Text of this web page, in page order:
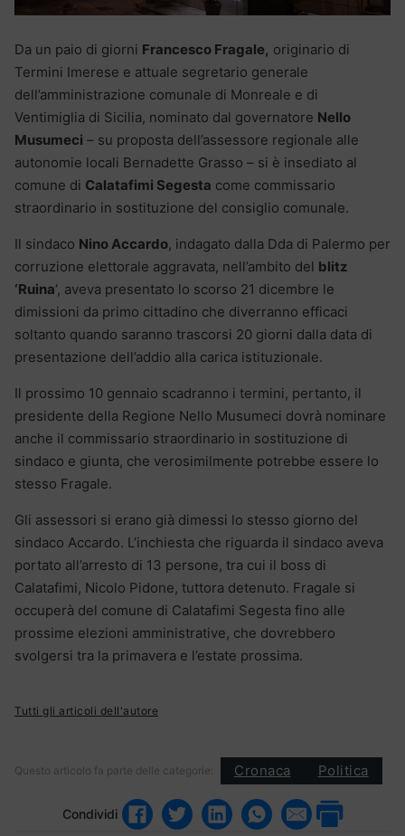
Da un paio di giorni Francesco Fragale, originario di
Termini Imerese e attuale segretario generale
dell’amministrazione comunale di Monreale e di
Ventimiglia di Sicilia, nominato dal governatore Nello
Musumeci – su proposta dell’assessore regionale alle
autonomie locali Bernadette Grasso – si è insediato al
comune di Calatafimi Segesta come commissario
straordinario in sostituzione del consiglio comunale.
Il sindaco Nino Accardo, indagato dalla Dda di Palermo per
corruzione elettorale aggravata, nell’ambito del blitz
‘Ruina‘, aveva presentato lo scorso 21 dicembre le
dimissioni da primo cittadino che diverranno efficaci
soltanto quando saranno trascorsi 20 giorni dalla data di
presentazione dell’addio alla carica istituzionale.
Il prossimo 10 gennaio scadranno i termini, pertanto, il
presidente della Regione Nello Musumeci dovrà nominare
anche il commissario straordinario in sostituzione di
sindaco e giunta, che verosimilmente potrebbe essere lo
stesso Fragale.
Gli assessori si erano già dimessi lo stesso giorno del
sindaco Accardo. L’inchiesta che riguarda il sindaco aveva
portato all’arresto di 13 persone, tra cui il boss di
Calatafimi, Nicolo Pidone, tuttora detenuto. Fragale si
occuperà del comune di Calatafimi Segesta fino alle
prossime elezioni amministrative, che dovrebbero
svolgersi tra la primavera e l’estate prossima.
Tutti gli articoli dell'autore
Questo articolo fa parte delle categorie: Cronaca Politica
Condividi